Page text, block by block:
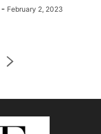
- February 2, 2023